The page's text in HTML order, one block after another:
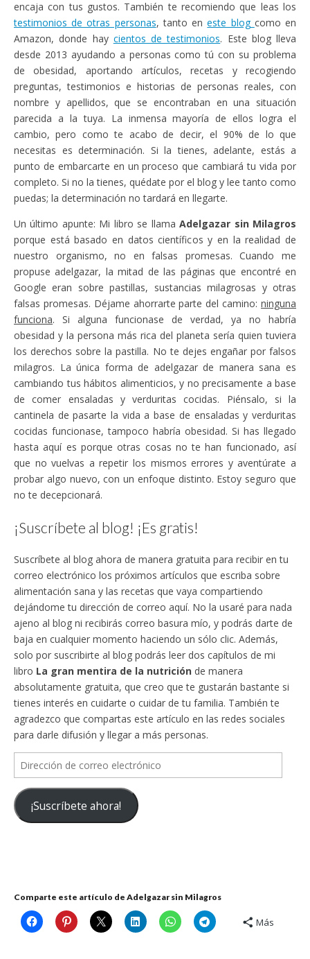
encaja con tus gustos. También te recomiendo que leas los
testimonios de otras personas, tanto eneste blog como en
Amazon, donde hay cientos de testimonios. Este blog lleva
desde 2013 ayudando a personas como tú con su problema
de obesidad, aportando artículos, recetas y recogiendo
preguntas, testimonios e historias de personas reales, con
nombre y apellidos, que se encontraban en una situación
parecida a la tuya. La inmensa mayoría de ellos logra el
cambio, pero como te acabo de decir, el 90% de lo que
necesitas es determinación. Si la tienes, adelante, estás a
punto de embarcarte en un proceso que cambiará tu vida por
completo. Si no la tienes, quédate por el blog y lee tanto como
puedas; la determinación no tardará en llegarte.
Un último apunte: Mi libro se llamaAdelgazar sin Milagros
porque está basado en datos científicos y en la realidad de
nuestro organismo, no en falsas promesas. Cuando me
propuse adelgazar, la mitad de las páginas que encontré en
Google eran sobre pastillas, sustancias milagrosas y otras
falsas promesas. Déjame ahorrarte parte del camino: ninguna
funciona. Si alguna funcionase de verdad, ya no habría
obesidad y la persona más rica del planeta sería quien tuviera
los derechos sobre la pastilla. No te dejes engañar por falsos
milagros. La única forma de adelgazar de manera sana es
cambiando tus hábitos alimenticios, y no precisamente a base
de comer ensaladas y verduritas cocidas. Piénsalo, si la
cantinela de pasarte la vida a base de ensaladas y verduritas
cocidas funcionase, tampoco habría obesidad. Si has llegado
hasta aquí es porque otras cosas no te han funcionado, así
que no vuelvas a repetir los mismos errores y aventúrate a
probar algo nuevo, con un enfoque distinto. Estoy seguro que
no te decepcionará.
¡Suscríbete al blog! ¡Es gratis!
Suscríbete al blog ahora de manera gratuita para recibir en tu
correo electrónico los próximos artículos que escriba sobre
alimentación sana y las recetas que vaya compartiendo
dejándome tu dirección de correo aquí. No la usaré para nada
ajeno al blog ni recibirás correo basura mío, y podrás darte de
baja en cualquier momento haciendo un sólo clic. Además,
solo por suscribirte al blog podrás leer dos capítulos de mi
libro La gran mentira de la nutrición de manera
absolutamente gratuita, que creo que te gustarán bastante si
tienes interés en cuidarte o cuidar de tu familia. También te
agradezco que compartas este artículo en las redes sociales
para darle difusión y llegar a más personas.
Dirección
de
correo
electrónico
¡Suscríbete ahora!
Comparte este artículo de Adelgazar sin Milagros
Más